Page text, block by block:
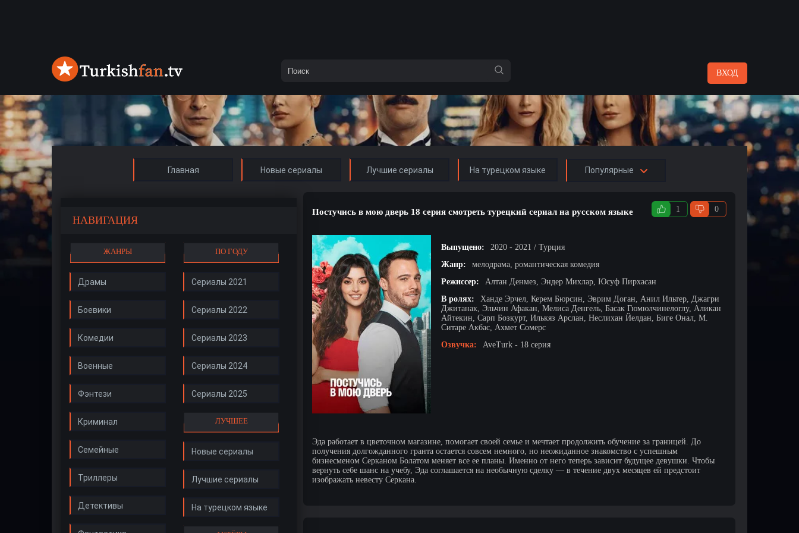
ВХОД
Главная Новые сериалы Лучшие сериалы На турецком языке Популярные
НАВИГАЦИЯ
ЖАНРЫ
Драмы
Боевики
Комедии
Военные
Фэнтези
Криминал
Семейные
Триллеры
Детективы
ПО ГОДУ
Сериалы 2021
Сериалы 2022
Сериалы 2023
Сериалы 2024
Сериалы 2025
ЛУЧШЕЕ
Новые сериалы
Лучшие сериалы
На турецком языке
Постучись в мою дверь 18 серия смотреть турецкий сериал на русском языке 1 0
Выпущено:
2020 - 2021 / Турция
Жанр:
мелодрама, романтическая комедия
Режиссер:
Алтан Денмез, Эндер Михлар, Юсуф Пирхасан
В ролях:
Ханде Эрчел, Керем Бюрсин, Эврим Доган, Анил Ильтер, Джагри
Джитанак, Эльчин Афакан, Мелиса Денгель, Басак Гюмюлчинелоглу, Аликан
Айтекин, Сарп Бозкурт, Илькяз Арслан, Неслихан Йелдан, Биге Онал, М.
Ситаре Акбас, Ахмет Сомерс
Озвучка:
AveTurk - 18 серия
Эда работает в цветочном магазине, помогает своей семье и мечтает продолжить обучение за границей. До
получения долгожданного гранта остается совсем немного, но неожиданное знакомство с успешным
бизнесменом Серканом Болатом меняет все ее планы. Именно от него теперь зависит будущее девушки. Чтобы
вернуть себе шанс на учебу, Эда соглашается на необычную сделку — в течение двух месяцев ей предстоит
изображать невесту Серкана.